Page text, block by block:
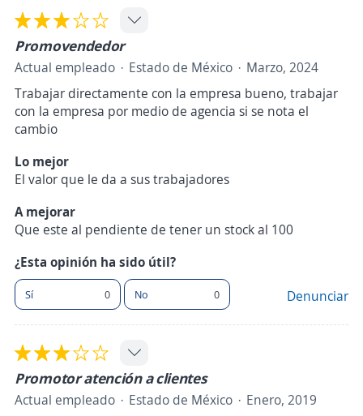
Promovendedor
Actual empleado Estado de México
Marzo, 2024
Trabajar directamente con la empresa bueno, trabajar
con la empresa por medio de agencia si se nota el
cambio
Lo mejor
El valor que le da a sus trabajadores
A mejorar
Que este al pendiente de tener un stock al 100
¿Esta opinión ha sido útil?
Sí 0 No 0 Denunciar
Promotor atención a clientes
Actual empleado Estado de México
Enero, 2019